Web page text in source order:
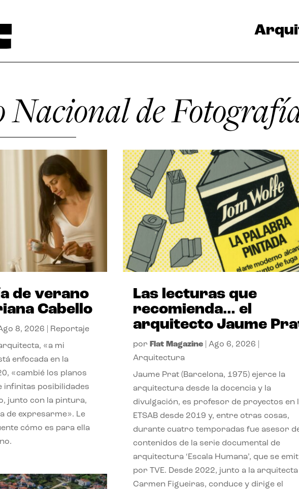
Nacional de
de verano
Cabello
8, 2026 Reportaje
«a mi
enfocada en la
«cambié los planos
infinitas posibilidades
junto con la pintura,
de expresarme». Le
cómo es para ella
Las lecturas que
recomienda… el
arquitecto Jaume
por Flat Magazine| Ago 6, 2026
Arquitectura
Jaume Prat (Barcelona, 1975) ejerce la
arquitectura desde la docencia y la
divulgación, es profesor de proyectos en
ETSAB desde 2019 y, entre otras cosas,
durante cuatro temporadas fue asesor
contenidos de la serie documental de
arquitectura ‘Escala Humana’, que se
por TVE. Desde 2022, junto a la arquitecta
Carmen Figueiras, conduce y dirige el